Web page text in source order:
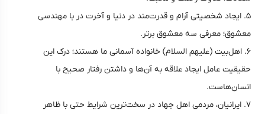
۵. ایجاد شخصیتی آرام و قدرت‌مند در دنیا و آخرت در با مهندسی
معشوق؛ معرفی سه معشوق برتر.
۶. اهل‌بیت (علیهم السلام) خانواده آسمانی‌ ما هستند؛ درک این
حقیقیت عامل ایجاد علاقه به آن‌ها و داشتن رفتار صحیح با
انسان‌هاست.
۷. ایرانیان، مردمی اهل جهاد در سخت‌ترین شرایط حتی با ظاهر